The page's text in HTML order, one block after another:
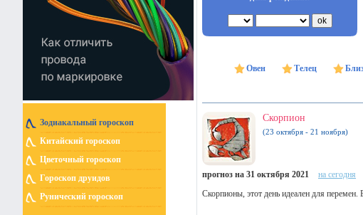
Зодиакальный гороскоп
Китайский гороскоп
Цветочный гороскоп
Гороскоп друидов
Рунический гороскоп
Овен Телец
Скорпион
(23 октября - 21 ноября)
прогноз на 31 октября 2021 на сегодня
Скорпионы, этот день идеален для перемен.